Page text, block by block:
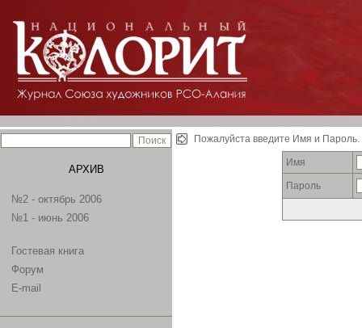
АРХИВ
№2 - октябрь 2006
№1 - июнь 2006
Гостевая книга
Форум
E-mail
Пожалуйста введите Имя и Пароль.
Имя
Пароль